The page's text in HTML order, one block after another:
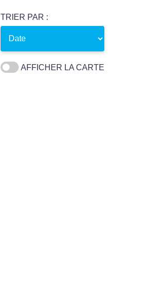
TRIER PAR :
AFFICHER LA CARTE